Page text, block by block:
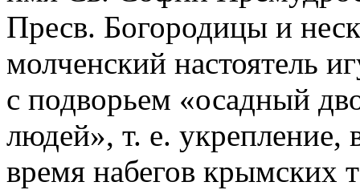
Пресв. Богородицы и
молченский настоятель
с подворьем «осадный
людей», т. е. укрепление,
время набегов крымских